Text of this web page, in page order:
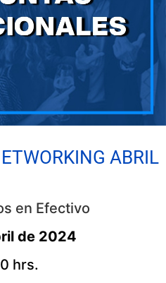
ABRIL
en Efectivo
de 2024
hrs.